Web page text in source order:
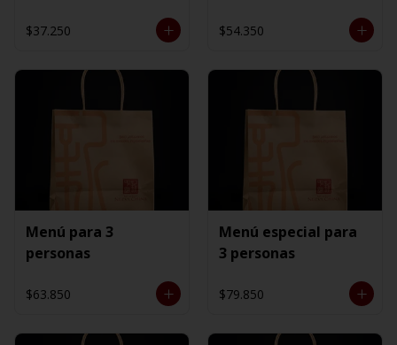
$37.250 $54.350
Menú para 3
personas
$63.850
Menú especial para
3 personas
$79.850